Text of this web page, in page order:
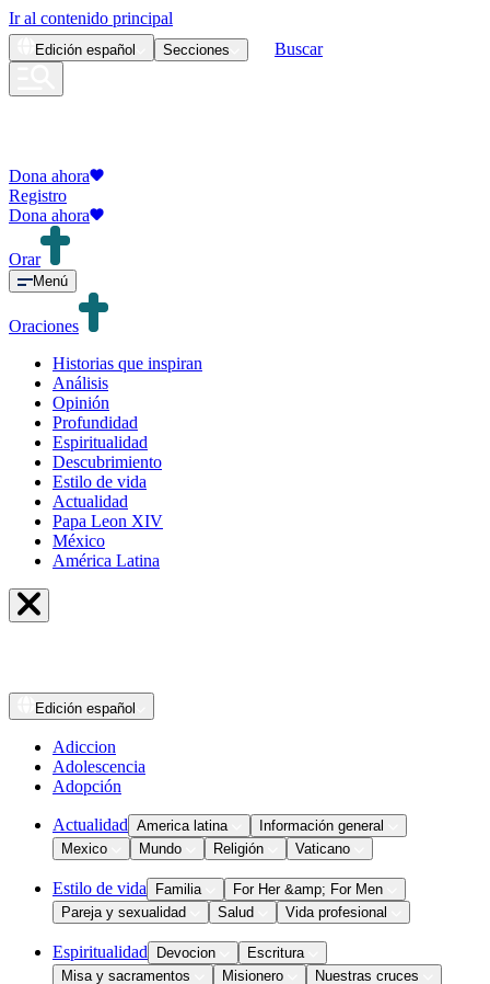
Ir al contenido principal
Edición español Secciones Buscar
Dona ahora
Registro
Dona ahora
Orar
Menú
Oraciones
Historias que inspiran
Análisis
Opinión
Profundidad
Espiritualidad
Descubrimiento
Estilo de vida
Actualidad
Papa Leon XIV
México
América Latina
Edición español
Adiccion
Adolescencia
Adopción
Actualidad America latina
Información general
Mexico
Mundo Religión Vaticano
Estilo de vida Familia
For Her &amp; For Men
Pareja y sexualidad
Salud Vida profesional
Espiritualidad Devocion
Escritura
Misa y sacramentos
Misionero
Nuestras cruces